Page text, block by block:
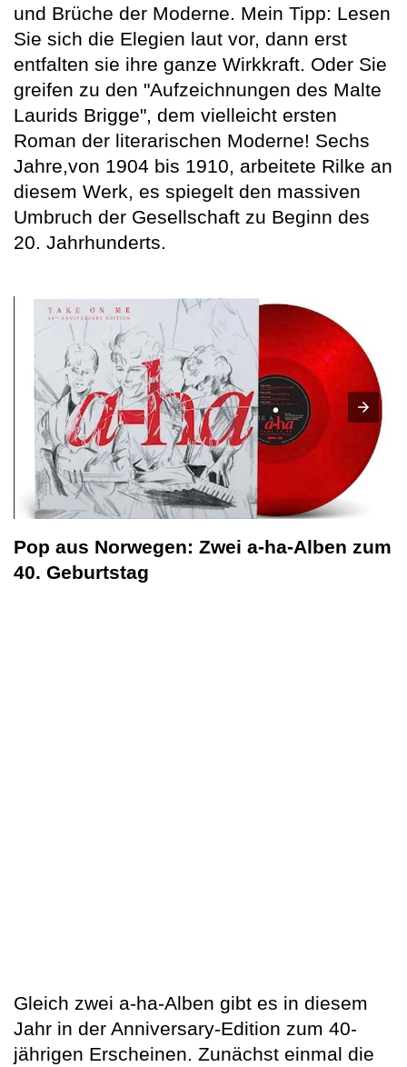
und Brüche der Moderne. Mein Tipp: Lesen
Sie sich die Elegien laut vor, dann erst
entfalten sie ihre ganze Wirkkraft. Oder Sie
greifen zu den "Aufzeichnungen des Malte
Laurids Brigge", dem vielleicht ersten
Roman der literarischen Moderne! Sechs
Jahre,von 1904 bis 1910, arbeitete Rilke an
diesem Werk, es spiegelt den massiven
Umbruch der Gesellschaft zu Beginn des
20. Jahrhunderts.
Pop aus Norwegen: Zwei a-ha-Alben zum
40. Geburtstag
Gleich zwei a-ha-Alben gibt es in diesem
Jahr in der Anniversary-Edition zum 40-
jährigen Erscheinen. Zunächst einmal die